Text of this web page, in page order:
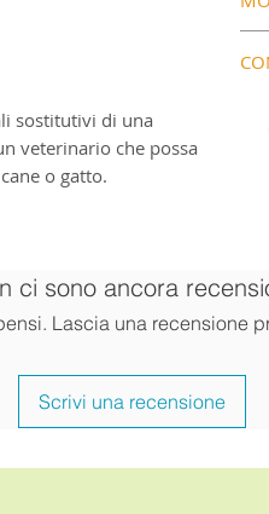
sostitutivi di una
veterinario che possa
o gatto.
✔
di
ci sono ancora
Lascia una recensione
Scrivi una recensione